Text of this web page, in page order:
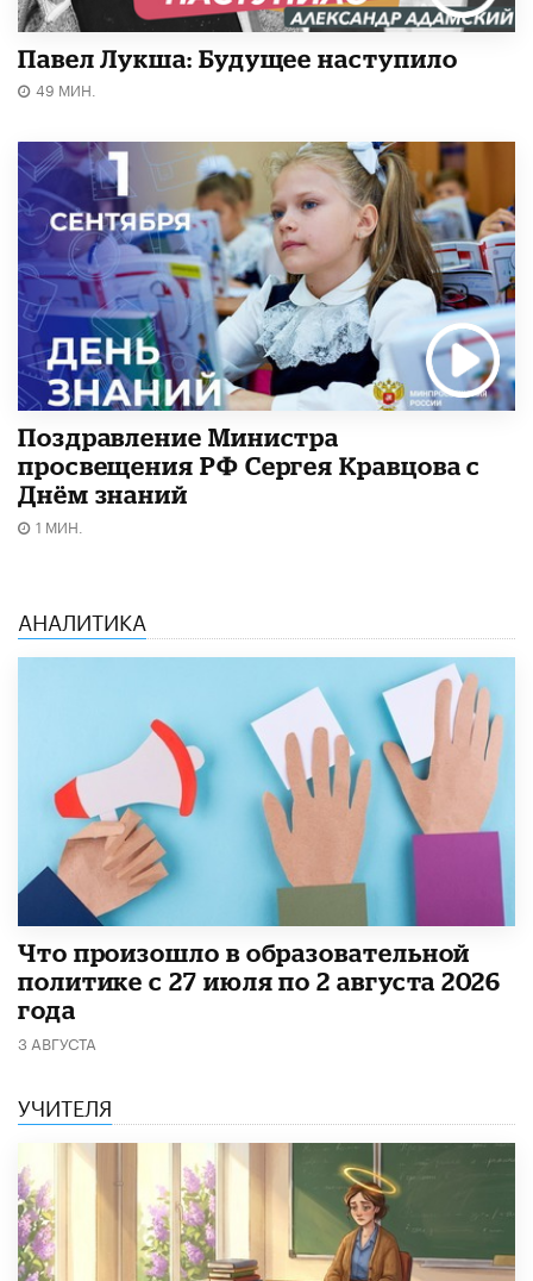
Павел Лукша: Будущее наступило
49 МИН.
Поздравление Министра
просвещения РФ Сергея Кравцова с
Днём знаний
1 МИН.
АНАЛИТИКА
​Что произошло в образовательной
политике с 27 июля по 2 августа 2026
года
3 АВГУСТА
УЧИТЕЛЯ